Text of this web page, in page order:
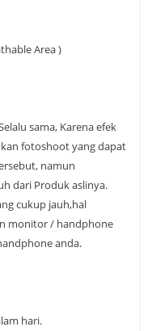
Area )
sama, Karena efek
fotoshoot yang dapat
namun
dari Produk aslinya.
cukup jauh,hal
monitor / handphone
anda.
hari.